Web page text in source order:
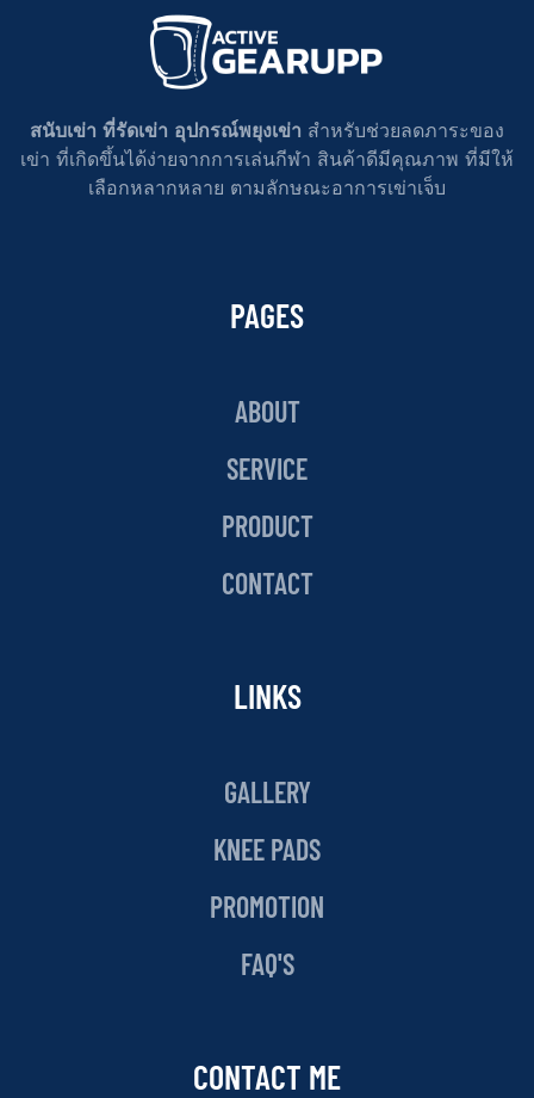
สนับเข่า ที่รัดเข่า อุปกรณ์พยุงเข่า สำหรับช่วยลดภาระของ
เข่า ที่เกิดขึ้นได้ง่ายจากการเล่นกีฬา สินค้าดีมีคุณภาพ ที่มีให้
เลือกหลากหลาย ตามลักษณะอาการเข่าเจ็บ
PAGES
ABOUT
SERVICE
PRODUCT
CONTACT
LINKS
GALLERY
KNEE PADS
PROMOTION
FAQ'S
CONTACT ME